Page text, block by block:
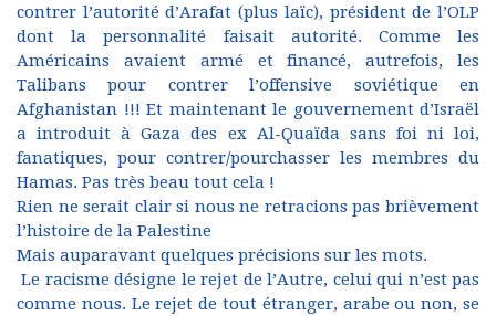
contrer l’autorité d’Arafat (plus laïc), président de l’OLP
dont la personnalité faisait autorité. Comme les
Américains avaient armé et financé, autrefois, les
Talibans pour contrer l’offensive soviétique en
Afghanistan !!! Et maintenant le gouvernement d’Israël
a introduit à Gaza des ex Al-Quaïda sans foi ni loi,
fanatiques, pour contrer/pourchasser les membres du
Hamas. Pas très beau tout cela !
Rien ne serait clair si nous ne retracions pas brièvement
l’histoire de la Palestine
Mais auparavant quelques précisions sur les mots.
Le racisme désigne le rejet de l’Autre, celui qui n’est pas
comme nous. Le rejet de tout étranger, arabe ou non, se